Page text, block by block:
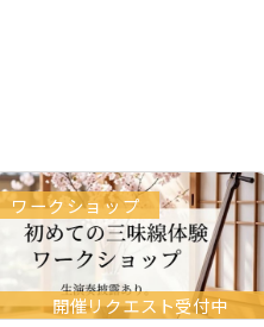
ワークショップ
開催リクエスト受付中